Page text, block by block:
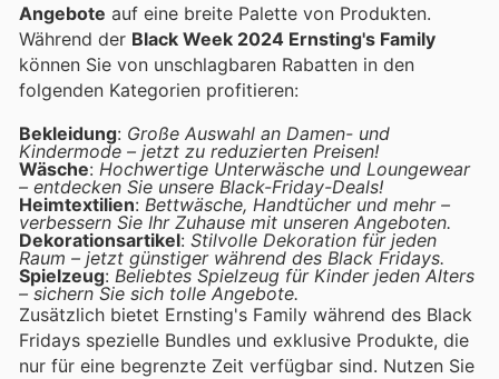
Angebote auf eine breite Palette von Produkten.
Während der Black Week 2024 Ernsting's Family
können Sie von unschlagbaren Rabatten in den
folgenden Kategorien profitieren:
Bekleidung: Große Auswahl an Damen- und
Kindermode – jetzt zu reduzierten Preisen!
Wäsche: Hochwertige Unterwäsche und Loungewear
– entdecken Sie unsere Black-Friday-Deals!
Heimtextilien: Bettwäsche, Handtücher und mehr –
verbessern Sie Ihr Zuhause mit unseren Angeboten.
Dekorationsartikel: Stilvolle Dekoration für jeden
Raum – jetzt günstiger während des Black Fridays.
Spielzeug: Beliebtes Spielzeug für Kinder jeden Alters
– sichern Sie sich tolle Angebote.
Zusätzlich bietet Ernsting's Family während des Black
Fridays spezielle Bundles und exklusive Produkte, die
nur für eine begrenzte Zeit verfügbar sind. Nutzen Sie